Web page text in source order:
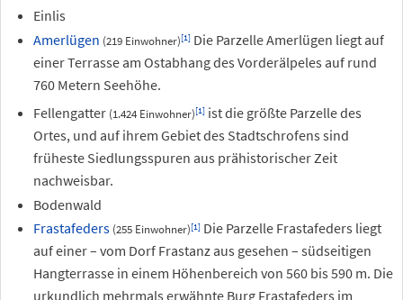
Einlis
Amerlügen (219 Einwohner)[1]Die Parzelle Amerlügen liegt auf
einer Terrasse am Ostabhang des Vorderälpeles auf rund
760 Metern Seehöhe.
Fellengatter (1.424 Einwohner)[1]ist die größte Parzelle des
Ortes, und auf ihrem Gebiet des Stadtschrofens sind
früheste Siedlungsspuren aus prähistorischer Zeit
nachweisbar.
Bodenwald
Frastafeders (255 Einwohner)[1]Die Parzelle Frastafeders liegt
auf einer – vom Dorf Frastanz aus gesehen – südseitigen
Hangterrasse in einem Höhenbereich von 560 bis 590 m. Die
urkundlich mehrmals erwähnte Burg Frastafeders im